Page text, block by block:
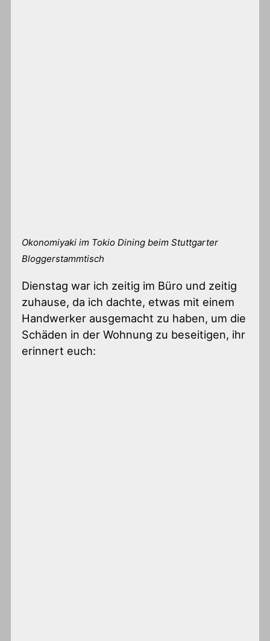
Okonomiyaki im Tokio Dining beim Stuttgarter
Bloggerstammtisch
Dienstag war ich zeitig im Büro und zeitig
zuhause, da ich dachte, etwas mit einem
Handwerker ausgemacht zu haben, um die
Schäden in der Wohnung zu beseitigen, ihr
erinnert euch: